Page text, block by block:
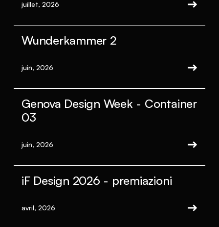
juillet, 2026
Wunderkammer 2
juin, 2026
Genova Design Week - Container
03
juin, 2026
iF Design 2026 - premiazioni
avril, 2026